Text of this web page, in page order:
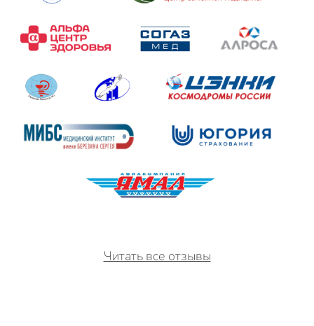
Читать все отзывы